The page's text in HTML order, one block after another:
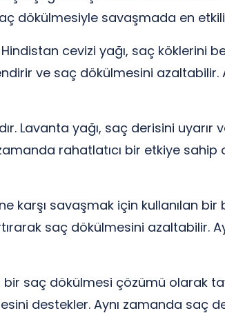
dökülmesiyle savaşmada en
Hindistan cevizi yağı, saç
ve saç dökülmesini azaltabilir.
Lavanta yağı, saç derisini uyarır
rahatlatıcı bir etkiye
karşı savaşmak için kullanılan
saç dökülmesini
saç dökülmesi çözümü olarak
destekler. Aynı zamanda saç